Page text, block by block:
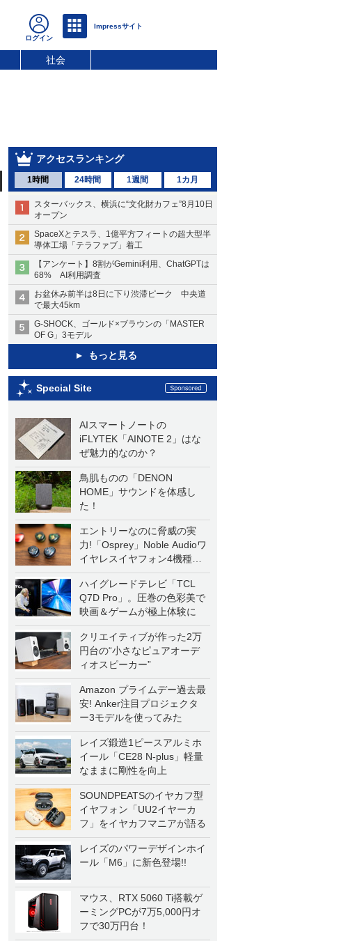
社会
アクセスランキング
1時間 24時間 1週間 1カ月
スターバックス、横浜に“文化財カフェ”8月10日
オープン
SpaceXとテスラ、1億平方フィートの超大型半
導体工場「テラファブ」着工
【アンケート】8割がGemini利用、ChatGPTは
68% AI利用調査
お盆休み前半は8日に下り渋滞ピーク 中央道
で最大45km
G-SHOCK、ゴールド×ブラウンの「MASTER
OF G」3モデル
もっと見る
Special Site
AIスマートノートの
iFLYTEK「AINOTE 2」はな
ぜ魅力的なのか？
鳥肌ものの「DENON
HOME」サウンドを体感し
た！
エントリーなのに脅威の実
力!「Osprey」Noble Audioワ
イヤレスイヤフォン4機種を
一気に聴く
ハイグレードテレビ「TCL
Q7D Pro」。圧巻の色彩美で
映画＆ゲームが極上体験に
クリエイティブが作った2万
円台の“小さなピュアオーデ
ィオスピーカー”
Amazon プライムデー過去最
安! Anker注目プロジェクタ
ー3モデルを使ってみた
レイズ鍛造1ピースアルミホ
イール「CE28 N-plus」軽量
なままに剛性を向上
SOUNDPEATSのイヤカフ型
イヤフォン「UU2イヤーカ
フ」をイヤカフマニアが語る
レイズのパワーデザインホイ
ール「M6」に新色登場!!
マウス、RTX 5060 Ti搭載ゲ
ーミングPCが7万5,000円オ
フで30万円台！